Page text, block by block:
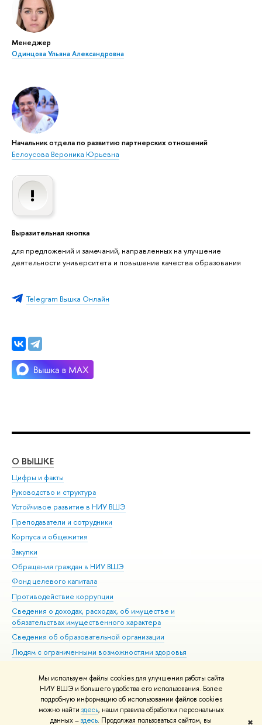
Мы используем файлы cookies для улучшения работы сайта
НИУ ВШЭ и большего удобства его использования. Более
подробную информацию об использовании файлов cookies
можно найти здесь, наши правила обработки персональных
данных –здесь. Продолжая пользоваться сайтом, вы ✖
Менеджер
Одинцова Ульяна Александровна
Начальник отдела по развитию партнерских отношений
Белоусова Вероника Юрьевна
Выразительная кнопка
для предложений и замечаний, направленных на улучшение
деятельности университета и повышение качества образования
Telegram Вышка Онлайн
О ВЫШКЕ
Цифры и факты
Руководство и структура
Устойчивое развитие в НИУ ВШЭ
Преподаватели и сотрудники
Корпуса и общежития
Закупки
Обращения граждан в НИУ ВШЭ
Фонд целевого капитала
Противодействие коррупции
Сведения о доходах, расходах, об имуществе и
обязательствах имущественного характера
Сведения об образовательной организации
Людям с ограниченными возможностями здоровья
Работа в Вышке